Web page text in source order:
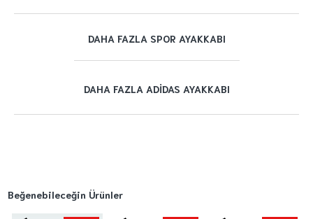
DAHA FAZLA SPOR AYAKKABI
DAHA FAZLA ADIDAS AYAKKABI
Beğenebileceğin Ürünler